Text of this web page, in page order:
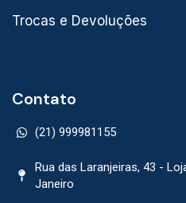
Trocas e Devoluções
Contato
(21) 999981155
Rua das Laranjeiras, 43 -
Janeiro